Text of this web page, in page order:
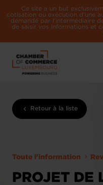
Ce site a un but
cotisation ou exécution d'une
demandé par l'intermédiaire
de saisir vos informations et
Retour à la liste
Toute l'information
PROJET DE